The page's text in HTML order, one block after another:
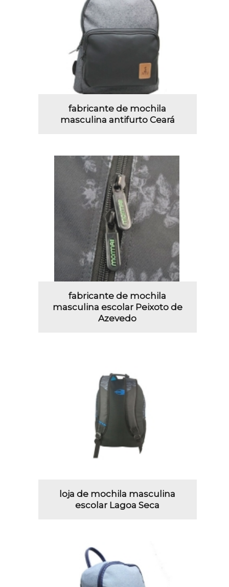
fabricante de mochila
masculina antifurto Ceará
fabricante de mochila
masculina escolar Peixoto de
Azevedo
loja de mochila masculina
escolar Lagoa Seca